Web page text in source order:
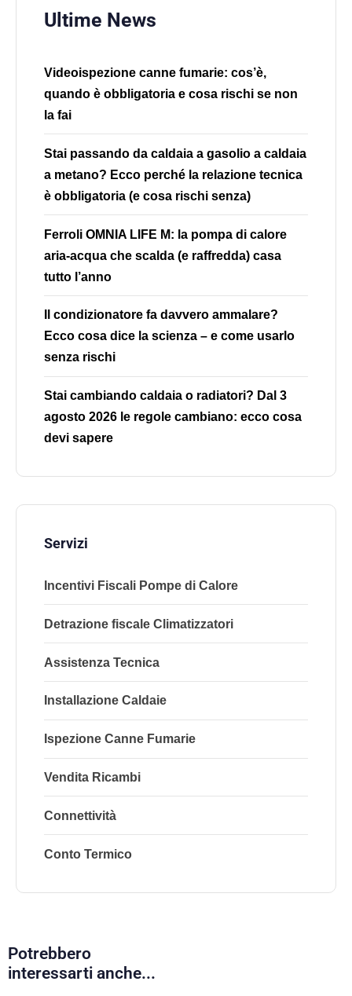
Ultime News
Videoispezione canne fumarie: cos’è,
quando è obbligatoria e cosa rischi se non
la fai
Stai passando da caldaia a gasolio a caldaia
a metano? Ecco perché la relazione tecnica
è obbligatoria (e cosa rischi senza)
Ferroli OMNIA LIFE M: la pompa di calore
aria-acqua che scalda (e raffredda) casa
tutto l’anno
Il condizionatore fa davvero ammalare?
Ecco cosa dice la scienza – e come usarlo
senza rischi
Stai cambiando caldaia o radiatori? Dal 3
agosto 2026 le regole cambiano: ecco cosa
devi sapere
Servizi
Incentivi Fiscali Pompe di Calore
Detrazione fiscale Climatizzatori
Assistenza Tecnica
Installazione Caldaie
Ispezione Canne Fumarie
Vendita Ricambi
Connettività
Conto Termico
Potrebbero
interessarti anche...